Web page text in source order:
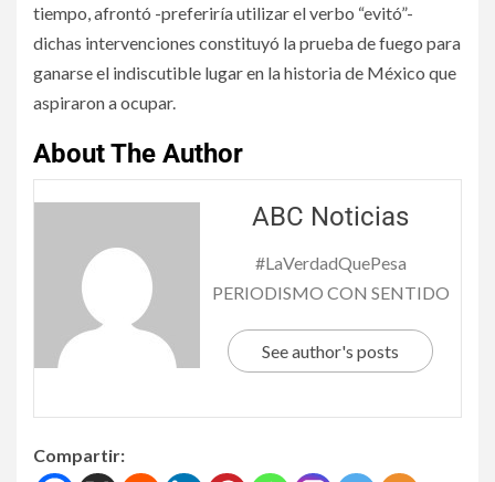
tiempo, afrontó -preferiría utilizar el verbo “evitó”-
dichas intervenciones constituyó la prueba de fuego para
ganarse el indiscutible lugar en la historia de México que
aspiraron a ocupar.
About The Author
ABC Noticias
#LaVerdadQuePesa
PERIODISMO CON SENTIDO
See author's posts
Compartir: